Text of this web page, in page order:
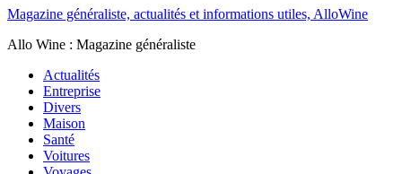
Magazine généraliste, actualités et informations utiles, AlloWine
Allo Wine : Magazine généraliste
Actualités
Entreprise
Divers
Maison
Santé
Voitures